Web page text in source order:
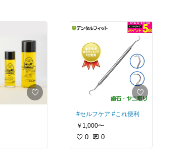
#セルフケア #これ便利
￥1,000〜
0 0